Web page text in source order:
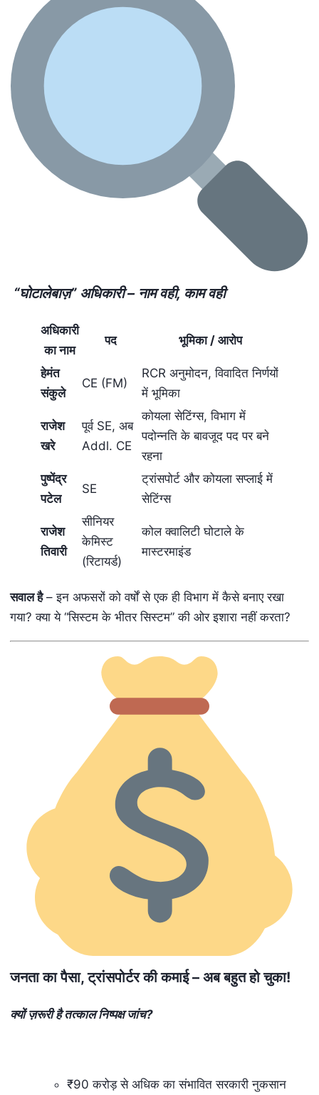
“घोटालेबाज़” अधिकारी – नाम वही, काम वही
अधिकारी
का नाम
पद भूमिका / आरोप
हेमंत
संकुले
CE (FM)
RCR अनुमोदन, विवादित निर्णयों
में भूमिका
राजेश
खरे
पूर्व SE, अब
Addl. CE
कोयला सेटिंग्स, विभाग में
पदोन्नति के बावजूद पद पर बने
रहना
पुष्पेंद्र
पटेल
SE
ट्रांसपोर्ट और कोयला सप्लाई में
सेटिंग्स
राजेश
तिवारी
सीनियर
केमिस्ट
(रिटायर्ड)
कोल क्वालिटी घोटाले के
मास्टरमाइंड
सवाल है– इन अफसरों को वर्षों से एक ही विभाग में कैसे बनाए रखा
गया? क्या ये “सिस्टम के भीतर सिस्टम” की ओर इशारा नहीं करता?
जनता का पैसा,ट्रांसपोर्टर की कमाई – अब बहुत हो चुका!
क्यों ज़रूरी है तत्काल निष्पक्ष जांच?
₹90 करोड़ से अधिक का संभावित सरकारी नुकसान